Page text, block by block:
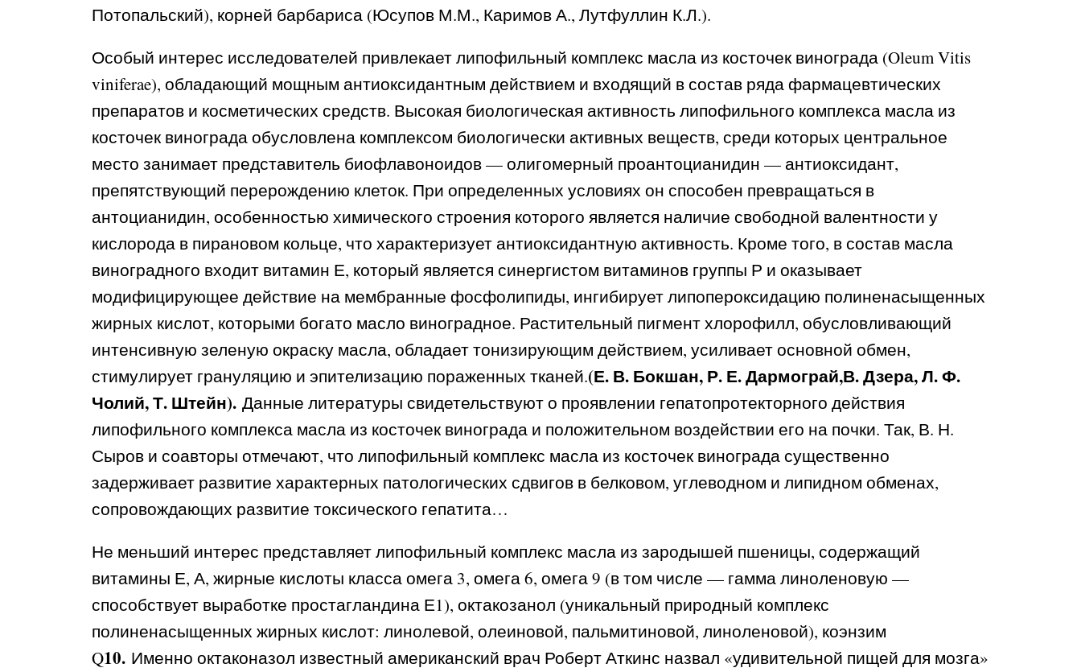
Потопальский), корней барбариса (Юсупов М.М., Каримов А., Лутфуллин К.Л.).
Особый интерес исследователей привлекает липофильный комплекс масла из косточек винограда (Oleum Vitis
viniferae), обладающий мощным антиоксидантным действием и входящий в состав ряда фармацевтических
препаратов и косметических средств. Высокая биологическая активность липофильного комплекса масла из
косточек винограда обусловлена комплексом биологически активных веществ, среди которых центральное
место занимает представитель биофлавоноидов — олигомерный проантоцианидин — антиоксидант,
препятствующий перерождению клеток. При определенных условиях он способен превращаться в
антоцианидин, особенностью химического строения которого является наличие свободной валентности у
кислорода в пирановом кольце, что характеризует антиоксидантную активность. Кроме того, в состав масла
виноградного входит витамин Е, который является синергистом витаминов группы Р и оказывает
модифицирующее действие на мембранные фосфолипиды, ингибирует липопероксидацию полиненасыщенных
жирных кислот, которыми богато масло виноградное. Растительный пигмент хлорофилл, обусловливающий
интенсивную зеленую окраску масла, обладает тонизирующим действием, усиливает основной обмен,
стимулирует грануляцию и эпителизацию пораженных тканей.(Е. В. Бокшан, Р. Е. Дармограй,В. Дзера, Л. Ф.
Чолий, Т. Штейн). Данные литературы свидетельствуют о проявлении гепатопротекторного действия
липофильного комплекса масла из косточек винограда и положительном воздействии его на почки. Так, В. Н.
Сыров и соавторы отмечают, что липофильный комплекс масла из косточек винограда существенно
задерживает развитие характерных патологических сдвигов в белковом, углеводном и липидном обменах,
сопровождающих развитие токсического гепатита…
Не меньший интерес представляет липофильный комплекс масла из зародышей пшеницы, содержащий
витамины Е, А, жирные кислоты класса омега 3, омега 6, омега 9 (в том числе — гамма линоленовую —
способствует выработке простагландина Е1), октакозанол (уникальный природный комплекс
полиненасыщенных жирных кислот: линолевой, олеиновой, пальмитиновой, линоленовой), коэнзим
Q10. Именно октаконазол известный американский врач Роберт Аткинс назвал «удивительной пищей для мозга»